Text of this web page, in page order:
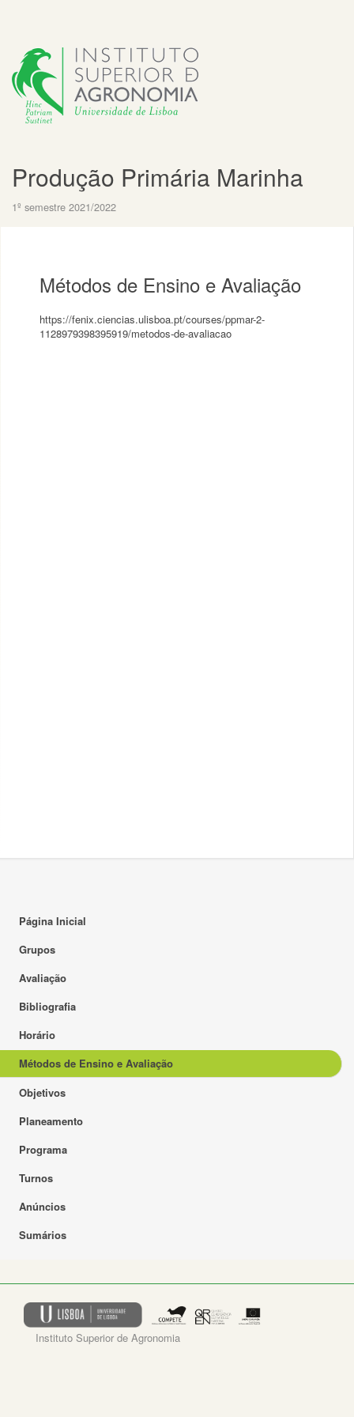
Produção Primária Marinha
1º semestre 2021/2022
Métodos de Ensino e Avaliação
https://fenix.ciencias.ulisboa.pt/courses/ppmar-2-
1128979398395919/metodos-de-avaliacao
Página Inicial
Grupos
Avaliação
Bibliografia
Horário
Métodos de Ensino e Avaliação
Objetivos
Planeamento
Programa
Turnos
Anúncios
Sumários
Instituto Superior de Agronomia